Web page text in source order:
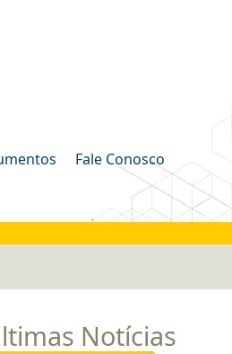
Fale Conosco
Notícias